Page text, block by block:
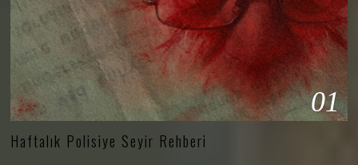
01
Haftalık Polisiye Seyir Rehberi